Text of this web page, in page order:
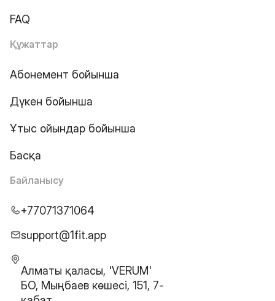
FAQ
Құжаттар
Абонемент бойынша
Дүкен бойынша
Ұтыс ойындар бойынша
Басқа
Байланысу
+77071371064
support@1fit.app
Алматы қаласы, 'VERUM'
БО, Мыңбаев көшесі, 151, 7-